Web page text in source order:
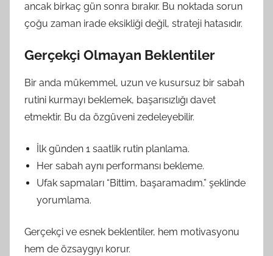
ancak birkaç gün sonra bırakır. Bu noktada sorun
çoğu zaman irade eksikliği değil, strateji hatasıdır.
Gerçekçi Olmayan Beklentiler
Bir anda mükemmel, uzun ve kusursuz bir sabah
rutini kurmayı beklemek, başarısızlığı davet
etmektir. Bu da özgüveni zedeleyebilir.
İlk günden 1 saatlik rutin planlama.
Her sabah aynı performansı bekleme.
Ufak sapmaları “Bittim, başaramadım.” şeklinde
yorumlama.
Gerçekçi ve esnek beklentiler, hem motivasyonu
hem de özsaygıyı korur.